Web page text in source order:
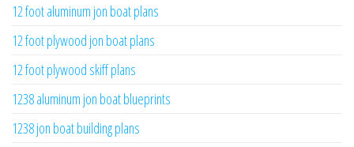
12 foot aluminum jon boat plans
12 foot plywood jon boat plans
12 foot plywood skiff plans
1238 aluminum jon boat blueprints
1238 jon boat building plans